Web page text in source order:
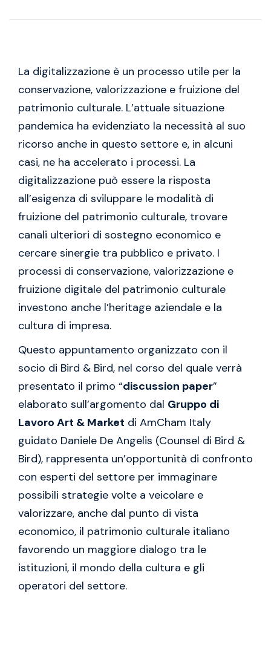
La digitalizzazione è un processo utile per la
conservazione, valorizzazione e fruizione del
patrimonio culturale. L’attuale situazione
pandemica ha evidenziato la necessità al suo
ricorso anche in questo settore e, in alcuni
casi, ne ha accelerato i processi. La
digitalizzazione può essere la risposta
all’esigenza di sviluppare le modalità di
fruizione del patrimonio culturale, trovare
canali ulteriori di sostegno economico e
cercare sinergie tra pubblico e privato. I
processi di conservazione, valorizzazione e
fruizione digitale del patrimonio culturale
investono anche l’heritage aziendale e la
cultura di impresa.
Questo appuntamento organizzato con il
socio di Bird & Bird, nel corso del quale verrà
presentato il primo “discussion paper”
elaborato sull’argomento dal Gruppo di
Lavoro Art & Market di AmCham Italy
guidato Daniele De Angelis (Counsel di Bird &
Bird), rappresenta un’opportunità di confronto
con esperti del settore per immaginare
possibili strategie volte a veicolare e
valorizzare, anche dal punto di vista
economico, il patrimonio culturale italiano
favorendo un maggiore dialogo tra le
istituzioni, il mondo della cultura e gli
operatori del settore.